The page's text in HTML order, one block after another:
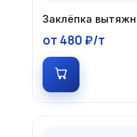
Заклёпка
от 480 ₽/т